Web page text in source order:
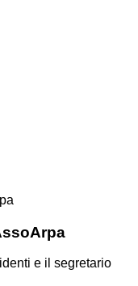
e il segretario